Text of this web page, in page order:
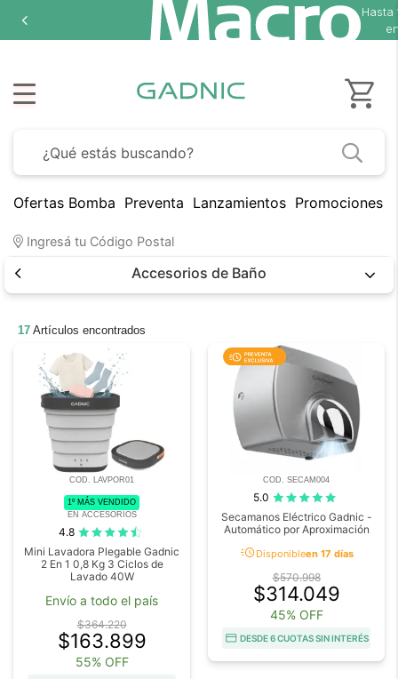
Hasta18 cuotas sin interés
en seleccionados
Ofertas Bomba Preventa Lanzamientos Promociones
Ingresá tu Código Postal
Accesorios de Baño
17 Artículos encontrados
COD. LAVPOR01
1º MÁS VENDIDO
EN ACCESORIOS
4.8
Mini Lavadora Plegable Gadnic
2 En 1 0,8 Kg 3 Ciclos de
Lavado 40W
Envío a todo el país
$364.220
$163.899
55% OFF
COD. SECAM004
5.0
Secamanos Eléctrico Gadnic -
Automático por Aproximación
acuteDisponibleen 17 días
$570.998
$314.049
45% OFF
DESDE 6 CUOTAS SIN INTERÉS